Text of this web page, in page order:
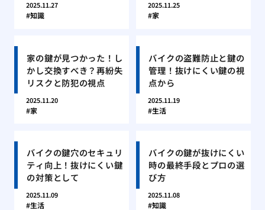
2025.11.27
知識
2025.11.25
家
家の鍵が見つかった！し
かし交換すべき？再紛失
リスクと防犯の視点
2025.11.20
家
バイクの盗難防止と鍵の
管理！抜けにくい鍵の視
点から
2025.11.19
生活
バイクの鍵穴のセキュリ
ティ向上！抜けにくい鍵
の対策として
2025.11.09
生活
バイクの鍵が抜けにくい
時の最終手段とプロの選
び方
2025.11.08
知識